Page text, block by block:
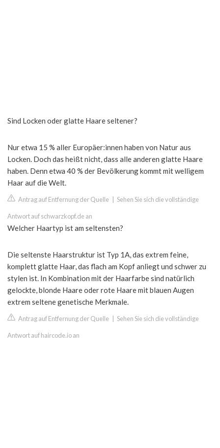
Sind Locken oder glatte Haare seltener?
Nur etwa 15 % aller Europäer:innen haben von Natur aus
Locken. Doch das heißt nicht, dass alle anderen glatte Haare
haben. Denn etwa 40 % der Bevölkerung kommt mit welligem
Haar auf die Welt.
Antrag auf Entfernung der Quelle Sehen Sie sich die vollständige
Antwort auf schwarzkopf.de an
Welcher Haartyp ist am seltensten?
Die seltenste Haarstruktur ist Typ 1A, das extrem feine,
komplett glatte Haar, das flach am Kopf anliegt und schwer zu
stylen ist. In Kombination mit der Haarfarbe sind natürlich
gelockte, blonde Haare oder rote Haare mit blauen Augen
extrem seltene genetische Merkmale.
Antrag auf Entfernung der Quelle Sehen Sie sich die vollständige
Antwort auf haircode.io an